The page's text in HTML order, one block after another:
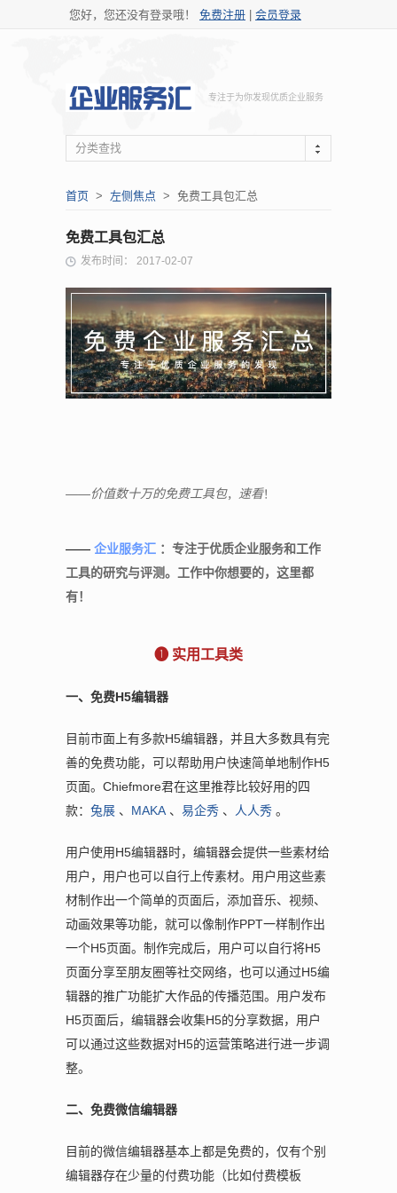
您好，您还没有登录哦！ 免费注册 会员登录
专注于为你发现优质企业服务
分类查找
首页 > 左侧焦点 > 免费工具包汇总
免费工具包汇总
发布时间： 2017-02-07
——价值数十万的免费工具包， 速看！
—— 企业服务汇 ：专注于优质企业服务和工作
工具的研究与评测。工作中你想要的，这里都
有！
❶ 实用工具类
一、免费H5编辑器
目前市面上有多款H5编辑器，并且大多数具有完
善的免费功能，可以帮助用户快速简单地制作H5
页面。Chiefmore君在这里推荐比较好用的四
款： 兔展 、 MAKA 、 易企秀 、 人人秀 。
用户使用H5编辑器时，编辑器会提供一些素材给
用户，用户也可以自行上传素材。用户用这些素
材制作出一个简单的页面后，添加音乐、视频、
动画效果等功能，就可以像制作PPT一样制作出
一个H5页面。制作完成后，用户可以自行将H5
页面分享至朋友圈等社交网络，也可以通过H5编
辑器的推广功能扩大作品的传播范围。用户发布
H5页面后，编辑器会收集H5的分享数据，用户
可以通过这些数据对H5的运营策略进行进一步调
整。
二、免费微信编辑器
目前的微信编辑器基本上都是免费的，仅有个别
编辑器存在少量的付费功能（比如付费模板